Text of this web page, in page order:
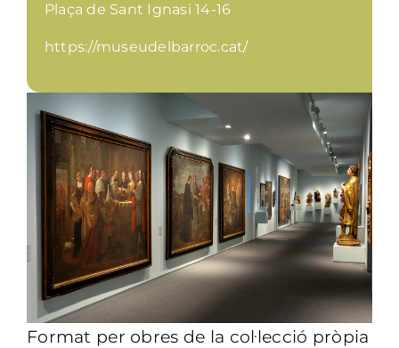
Plaça de Sant Ignasi 14-16
https://museudelbarroc.cat/
Format per obres de la col·lecció pròpia